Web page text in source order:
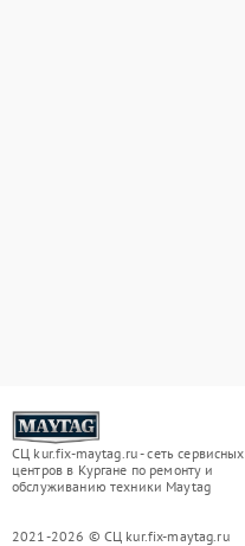
СЦ kur.fix-maytag.ru - сеть сервисных
центров в Кургане по ремонту и
обслуживанию техники Maytag
2021-2026 © СЦ kur.fix-maytag.ru